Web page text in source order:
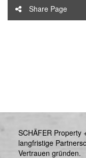
Share Page
SCHÄFER Property
langfristige
Vertrauen gründen.